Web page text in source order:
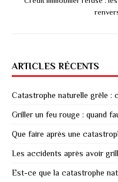
ARTICLES RÉCENTS
Catastrophe naturelle grêle :
Griller un feu rouge : quand
Que faire après une
Les accidents après avoir
Est-ce que la catastrophe